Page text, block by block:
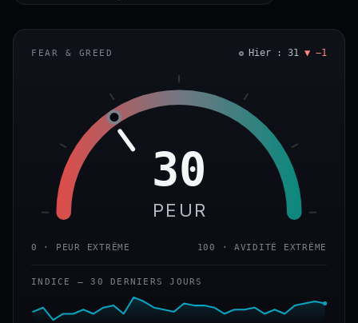
FEAR & GREED Hier : 31 ▼ −1
30
PEUR
0 · PEUR EXTRÊME 100 · AVIDITÉ EXTRÊME
INDICE — 30 DERNIERS JOURS